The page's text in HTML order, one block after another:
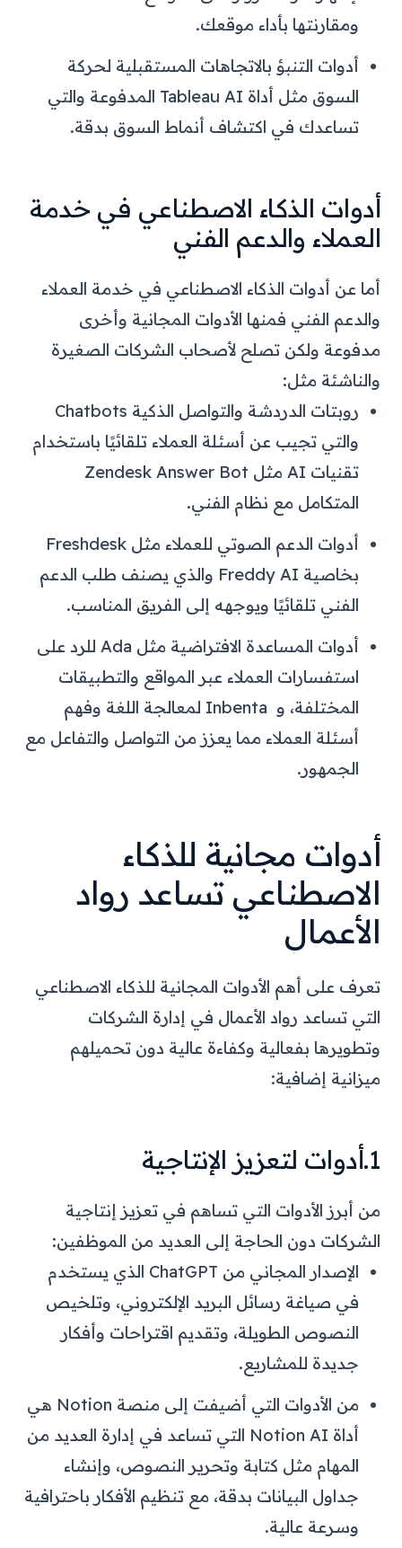
ومقارنتها بأداء موقعك.
أدوات التنبؤ بالاتجاهات المستقبلية لحركة
السوق مثل أداة Tableau AI المدفوعة والتي
تساعدك في اكتشاف أنماط السوق بدقة.
أدوات الذكاء الاصطناعي في خدمة
العملاء والدعم الفني
أما عن أدوات الذكاء الاصطناعي في خدمة العملاء
والدعم الفني فمنها الأدوات المجانية وأخرى
مدفوعة ولكن تصلح لأصحاب الشركات الصغيرة
والناشئة مثل:
روبتات الدردشة والتواصل الذكية Chatbots
والتي تجيب عن أسئلة العملاء تلقائيًا باستخدام
تقنيات AI مثل Zendesk Answer Bot
المتكامل مع نظام الفني.
أدوات الدعم الصوتي للعملاء مثل Freshdesk
بخاصية Freddy AI والذي يصنف طلب الدعم
الفني تلقائيًا ويوجهه إلى الفريق المناسب.
أدوات المساعدة الافتراضية مثل Ada للرد على
استفسارات العملاء عبر المواقع والتطبيقات
المختلفة، و Inbenta لمعالجة اللغة وفهم
أسئلة العملاء مما يعزز من التواصل والتفاعل مع
الجمهور.
أدوات مجانية للذكاء
الاصطناعي تساعد رواد
الأعمال
تعرف على أهم الأدوات المجانية للذكاء الاصطناعي
التي تساعد رواد الأعمال في إدارة الشركات
وتطويرها بفعالية وكفاءة عالية دون تحميلهم
ميزانية إضافية:
1.أدوات لتعزيز الإنتاجية
من أبرز الأدوات التي تساهم في تعزيز إنتاجية
الشركات دون الحاجة إلى العديد من الموظفين:
الإصدار المجاني من ChatGPT الذي يستخدم
في صياغة رسائل البريد الإلكتروني، وتلخيص
النصوص الطويلة، وتقديم اقتراحات وأفكار
جديدة للمشاريع.
من الأدوات التي أضيفت إلى منصة Notion هي
أداة Notion AI التي تساعد في إدارة العديد من
المهام مثل كتابة وتحرير النصوص، وإنشاء
جداول البيانات بدقة، مع تنظيم الأفكار باحترافية
وسرعة عالية.